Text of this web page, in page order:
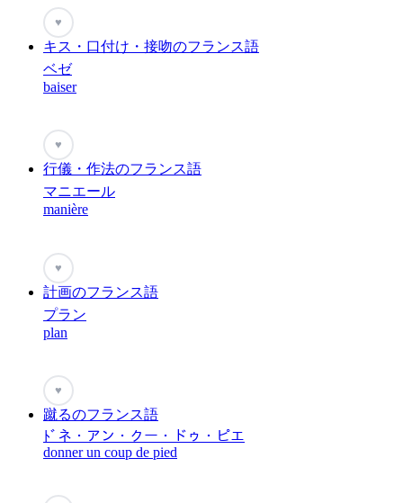
♥
キス・口付け・接吻のフランス語
ベゼ
baiser
♥
行儀・作法のフランス語
マニエール
manière
♥
計画のフランス語
プラン
plan
♥
蹴るのフランス語
ﾄﾞネ・アン・クー・ドゥ・ピエ
donner un coup de pied